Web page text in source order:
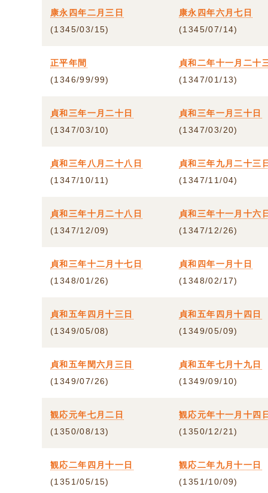
康永四年二月三日
(1345/03/15)
康永四年六月七日
(1345/07/14)
正平年間
(1346/99/99)
貞和二年十一月二十
(1347/01/13)
貞和三年一月二十日
(1347/03/10)
貞和三年一月三十日
(1347/03/20)
貞和三年八月二十八日
(1347/10/11)
貞和三年九月二十三
(1347/11/04)
貞和三年十月二十八日
(1347/12/09)
貞和三年十一月十六
(1347/12/26)
貞和三年十二月十七日
(1348/01/26)
貞和四年一月十日
(1348/02/17)
貞和五年四月十三日
(1349/05/08)
貞和五年四月十四日
(1349/05/09)
貞和五年閏六月三日
(1349/07/26)
貞和五年七月十九日
(1349/09/10)
観応元年七月二日
(1350/08/13)
観応元年十一月十四
(1350/12/21)
観応二年四月十一日
(1351/05/15)
観応二年九月十一日
(1351/10/09)